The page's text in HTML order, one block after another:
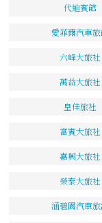
代迪賓館
愛菲爾汽車
六峰大旅社
萬益大旅社
皇佳旅社
富賓大旅社
嘉興大旅社
榮泰大旅社
涵碧園汽車